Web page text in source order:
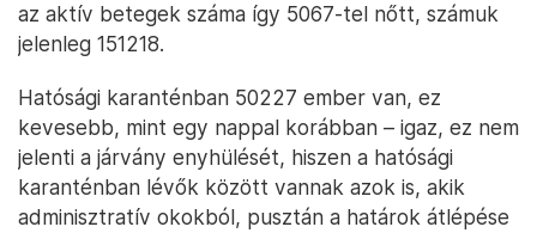
az aktív betegek száma így 5067-tel nőtt, számuk
jelenleg 151218.
Hatósági karanténban 50227 ember van, ez
kevesebb, mint egy nappal korábban – igaz, ez nem
jelenti a járvány enyhülését, hiszen a hatósági
karanténban lévők között vannak azok is, akik
adminisztratív okokból, pusztán a határok átlépése